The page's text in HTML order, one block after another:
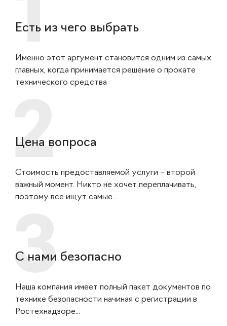
Есть из чего выбрать
Именно этот аргумент становится одним из самых
главных, когда принимается решение о прокате
технического средства
Цена вопроса
Стоимость предоставляемой услуги – второй
важный момент. Никто не хочет переплачивать,
поэтому все ищут самые...
С нами безопасно
Наша компания имеет полный пакет документов по
технике безопасности начиная с регистрации в
Ростехнадзоре...